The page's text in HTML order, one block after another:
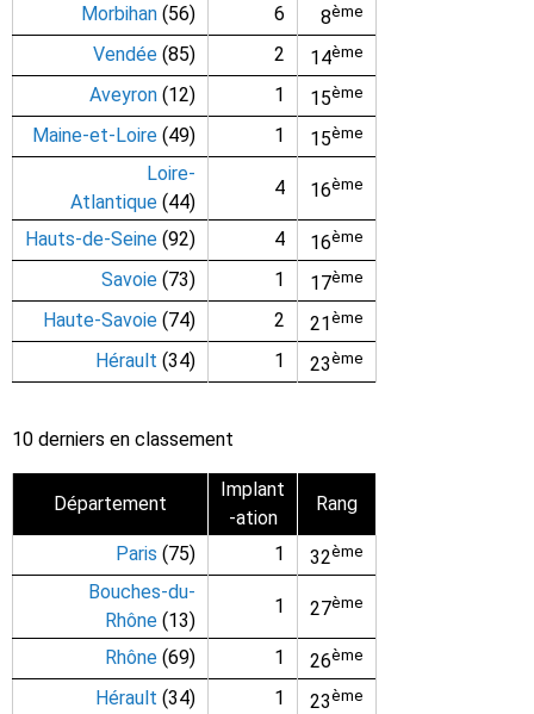
Morbihan (56) 6 8ème
Vendée (85) 2 14ème
Aveyron (12) 1 15ème
Maine-et-Loire (49) 1 15ème
Loire-
Atlantique (44)
4 16ème
Hauts-de-Seine (92) 4 16ème
Savoie (73) 1 17ème
Haute-Savoie (74) 2 21ème
Hérault (34) 1 23ème
10 derniers en classement
Département
Implant
-ation
Rang
Paris (75) 1 32ème
Bouches-du-
Rhône (13)
1 27ème
Rhône (69) 1 26ème
Hérault (34) 1 23ème